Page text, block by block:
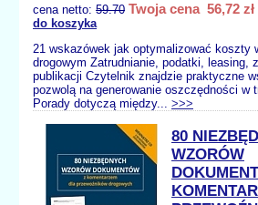
cena netto: 59.70 Twoja cena 56,72 zł
do koszyka
21 wskazówek jak optymalizować koszty
drogowym Zatrudnianie, podatki, leasing,
publikacji Czytelnik znajdzie praktyczne
pozwolą na generowanie oszczędności w
Porady dotyczą między... >>>
80
WZORÓW